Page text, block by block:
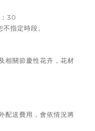
30
指定時段。
相關節慶性花卉，花材
配送費用，會依情況將